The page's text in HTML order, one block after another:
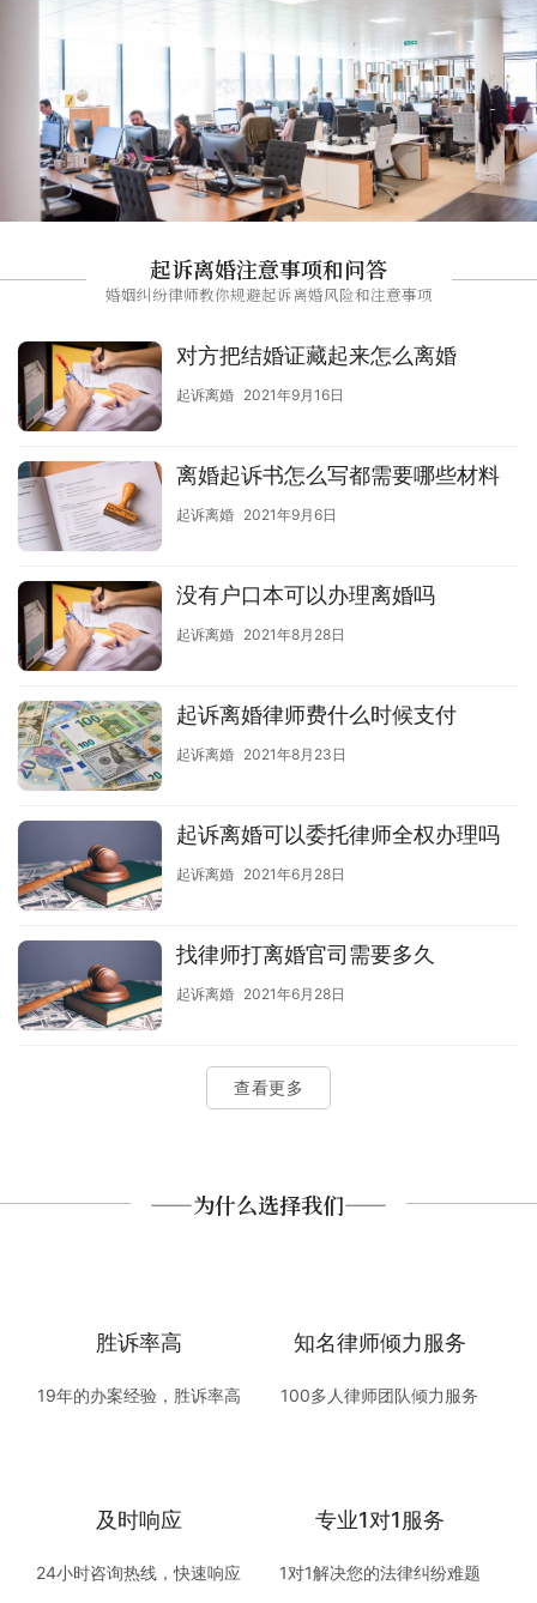
起诉离婚注意事项和问答
婚姻纠纷律师教你规避起诉离婚风险和注意事项
对方把结婚证藏起来怎么离婚
起诉离婚 2021年9月16日
离婚起诉书怎么写都需要哪些材料
起诉离婚 2021年9月6日
没有户口本可以办理离婚吗
起诉离婚 2021年8月28日
起诉离婚律师费什么时候支付
起诉离婚 2021年8月23日
起诉离婚可以委托律师全权办理吗
起诉离婚 2021年6月28日
找律师打离婚官司需要多久
起诉离婚 2021年6月28日
查看更多
——为什么选择我们——
胜诉率高
19年的办案经验，胜诉率高
知名律师倾力服务
100多人律师团队倾力服务
及时响应
24小时咨询热线，快速响应
专业1对1服务
1对1解决您的法律纠纷难题